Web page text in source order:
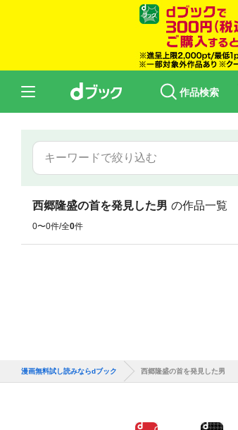
作品検索
西郷隆盛の首を発見した男 の作品一覧
0〜0件/全0件
漫画無料試し読みならdブック 西郷隆盛の首を発見した男